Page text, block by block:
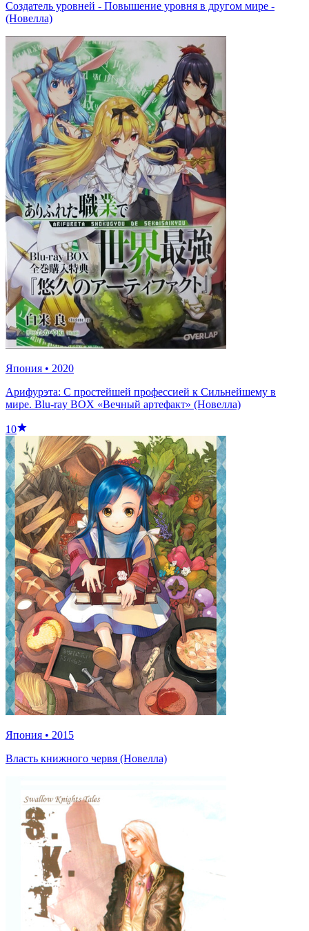
Создатель уровней - Повышение уровня в другом мире -
(Новелла)
Япония • 2020
Арифурэта: С простейшей профессией к Сильнейшему в
мире. Blu-ray BOX «Вечный артефакт» (Новелла)
10
Япония • 2015
Власть книжного червя (Новелла)